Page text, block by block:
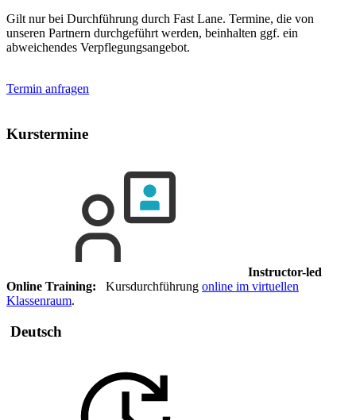
Gilt nur bei Durchführung durch Fast Lane. Termine, die von
unseren Partnern durchgeführt werden, beinhalten ggf. ein
abweichendes Verpflegungsangebot.
Termin anfragen
Kurstermine
Instructor-led
Online Training: Kursdurchführung online im virtuellen
Klassenraum.
Deutsch